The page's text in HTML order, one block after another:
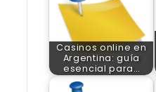
Casinos online en
Argentina: guía
esencial para…